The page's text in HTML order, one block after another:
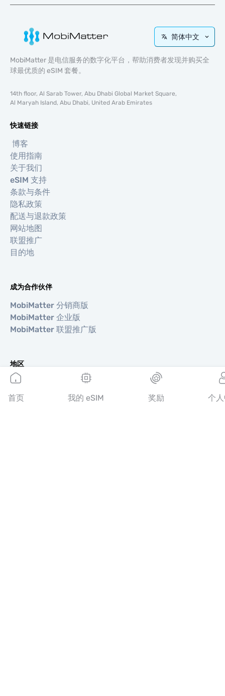
简体中文
MobiMatter 是电信服务的数字化平台，帮助消费者发现并购买全
球最优质的 eSIM 套餐。
14th floor, Al Sarab Tower, Abu Dhabi Global Market Square,
Al Maryah Island, Abu Dhabi, United Arab Emirates
快速链接
博客
使用指南
关于我们
eSIM 支持
条款与条件
隐私政策
配送与退款政策
网站地图
联盟推广
目的地
成为合作伙伴
MobiMatter 分销商版
MobiMatter 企业版
MobiMatter 联盟推广版
地区
欧洲 eSIM
亚洲 eSIM
首页 我的 eSIM 奖励 个